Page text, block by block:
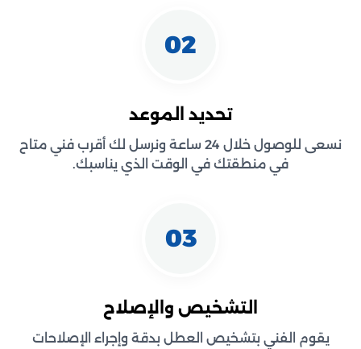
02
تحديد الموعد
نسعى للوصول خلال 24 ساعة ونرسل لك أقرب فني متاح
في منطقتك في الوقت الذي يناسبك.
03
التشخيص والإصلاح
يقوم الفني بتشخيص العطل بدقة وإجراء الإصلاحات